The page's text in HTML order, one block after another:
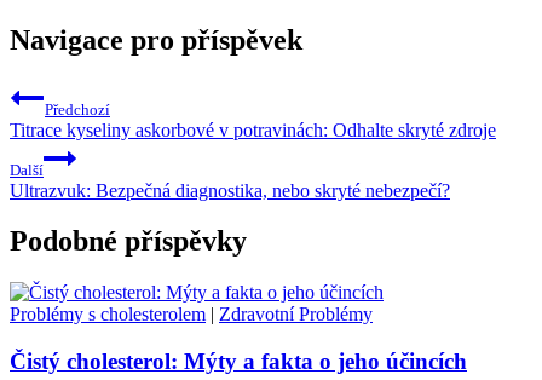
Navigace pro příspěvek
Předchozí
Titrace kyseliny askorbové v potravinách: Odhalte skryté zdroje
Další
Ultrazvuk: Bezpečná diagnostika, nebo skryté nebezpečí?
Podobné příspěvky
Problémy s cholesterolem | Zdravotní Problémy
Čistý cholesterol: Mýty a fakta o jeho účincích